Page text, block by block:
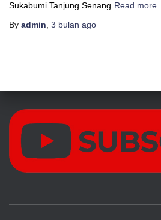
Sukabumi Tanjung Senang Read more…
By admin 3 bulan ago